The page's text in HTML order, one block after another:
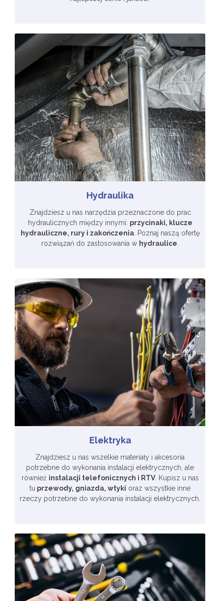
Hydraulika
Znajdziesz u nas narzędzia przeznaczone do prac
hydraulicznych między innymi: przycinaki, klucze
hydrauliczne, rury i zakończenia. Poznaj naszą ofertę
rozwiązań do zastosowania w hydraulice.
Elektryka
Znajdziesz u nas wszelkie materiały i akcesoria
potrzebne do wykonania instalacji elektrycznych, ale
również instalacji telefonicznych i RTV. Kupisz u nas
tu przewody, gniazda, wtyki oraz wszystkie inne
rzeczy potrzebne do wykonania instalacji elektrycznych.